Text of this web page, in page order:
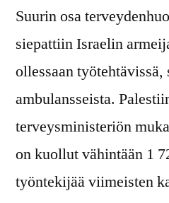
Suurin osa
siepattiin Israelin
ollessaan
ambulansseista.
terveysministeriön
on kuollut vähintään 1
työntekijää viimeisten